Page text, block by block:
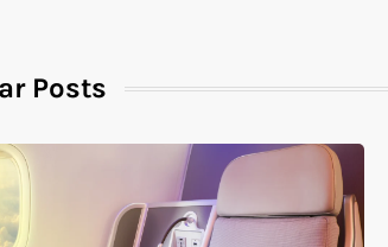
Posts